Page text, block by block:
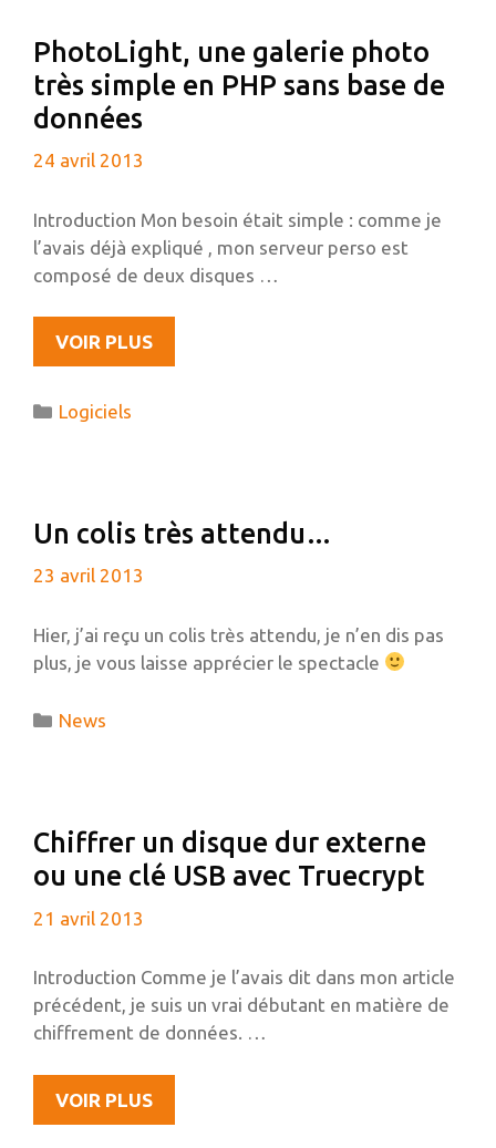
TRUECRYPT
ET
PhotoLight, une galerie photo
très simple en PHP sans base de
données
24 avril 2013
Introduction Mon besoin était simple : comme je
l’avais déjà expliqué , mon serveur perso est
composé de deux disques …
VOIR PLUSPHOTOLIGHT,
UNE
PHP
DONNÉES
Catégories
Logiciels
Un colis très attendu…
23 avril 2013
Hier, j’ai reçu un colis très attendu, je n’en dis pas
plus, je vous laisse apprécier le spectacle
Catégories
News
Chiffrer un disque dur externe
ou une clé USB avec Truecrypt
21 avril 2013
Introduction Comme je l’avais dit dans mon article
précédent, je suis un vrai débutant en matière de
chiffrement de données. …
VOIR PLUSCHIFFRER
UN